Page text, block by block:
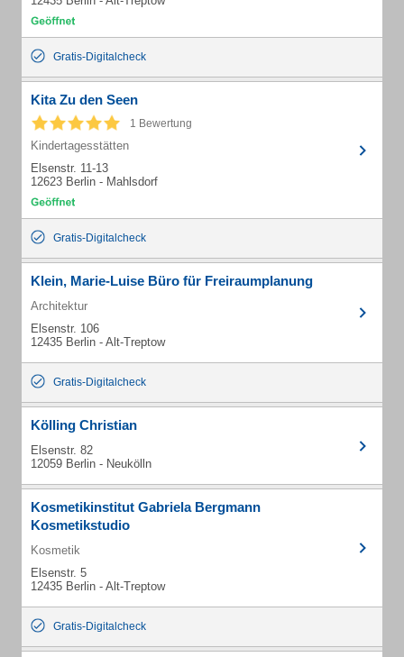
Gratis-Digitalcheck
Kita Zu den Seen
1 Bewertung
Kindertagesstätten
Elsenstr. 11-13
12623 Berlin - Mahlsdorf
Gratis-Digitalcheck
Klein, Marie-Luise Büro für Freiraumplanung
Architektur
Elsenstr. 106
12435 Berlin - Alt-Treptow
Gratis-Digitalcheck
Kölling Christian
Elsenstr. 82
12059 Berlin - Neukölln
Kosmetikinstitut Gabriela Bergmann
Kosmetikstudio
Kosmetik
Elsenstr. 5
12435 Berlin - Alt-Treptow
Gratis-Digitalcheck